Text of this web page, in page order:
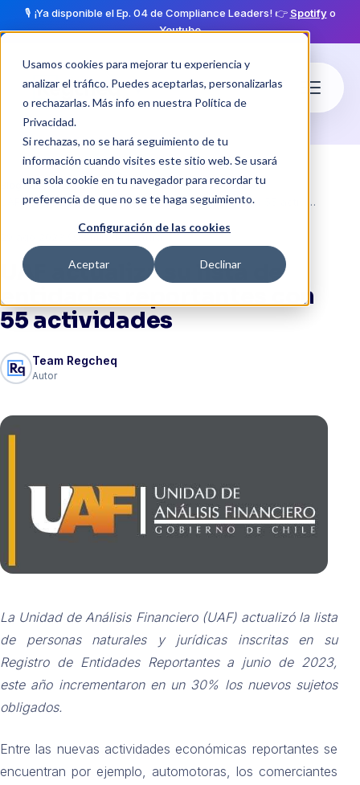
Usamos cookies para mejorar tu experiencia y
analizar el tráfico. Puedes aceptarlas, personalizarlas
o rechazarlas. Más info en nuestra Política de
Privacidad.
Si rechazas, no se hará seguimiento de tu
información cuando visites este sitio web. Se usará
una sola cookie en tu navegador para recordar tu
preferencia de que no se te haga seguimiento.
Configuración de las cookies
Aceptar Declinar
🎙️ ¡Ya disponible el Ep. 04 de Compliance Leaders! 👉 Spotifyo
Youtube
UAF actualiza su lista de entidades reportantes con 55 actividades
schedule2 min de lectura
UAF actualiza su lista de
entidades reportantes con
55 actividades
Team Regcheq
Autor
La Unidad de Análisis Financiero (UAF) actualizó la lista
de personas naturales y jurídicas inscritas en su
Registro de Entidades Reportantes a junio de 2023,
este año incrementaron en un 30% los nuevos sujetos
obligados.
Entre las nuevas actividades económicas reportantes se
encuentran por ejemplo, automotoras, los comerciantes